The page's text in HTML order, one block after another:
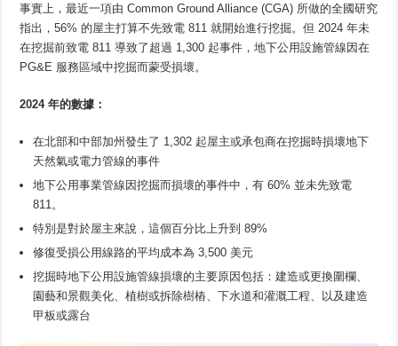
事實上，最近一項由 Common Ground Alliance (CGA) 所做的全國研究
指出，56% 的屋主打算不先致電 811 就開始進行挖掘。但 2024 年未
在挖掘前致電 811 導致了超過 1,300 起事件，地下公用設施管線因在
PG&E 服務區域中挖掘而蒙受損壞。
2024 年的數據：
在北部和中部加州發生了 1,302 起屋主或承包商在挖掘時損壞地下
天然氣或電力管線的事件
地下公用事業管線因挖掘而損壞的事件中，有 60% 並未先致電
811。
特別是對於屋主來說，這個百分比上升到 89%
修復受損公用線路的平均成本為 3,500 美元
挖掘時地下公用設施管線損壞的主要原因包括：建造或更換圍欄、
園藝和景觀美化、植樹或拆除樹樁、下水道和灌溉工程、以及建造
甲板或露台